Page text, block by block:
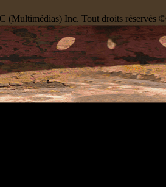
(Multimédias) Inc. Tout droits réservés